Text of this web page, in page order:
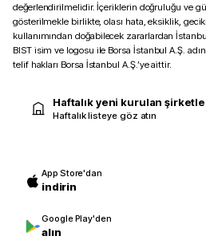
değerlendirilmelidir. İçeriklerin doğruluğu ve
gösterilmekle birlikte, olası hata, eksiklik,
kullanımından doğabilecek zararlardan
BIST isim ve logosu ile Borsa İstanbul A.Ş.
telif hakları Borsa İstanbul A.Ş.’ye aittir.
Haftalık yeni kurulan
Haftalık listeye göz atın
App Store'dan
indirin
Google Play'den
alın